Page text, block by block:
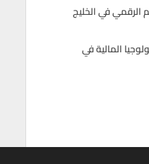
الرقمي في الخليج
المالية في